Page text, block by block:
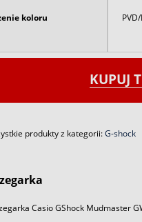
koloru
KUPUJ
produkty z kategorii:G-shock
Casio GShock Mudmaster